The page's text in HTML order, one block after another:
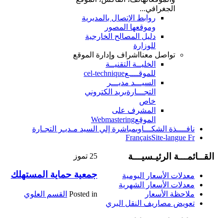
الجغرافي...
روابط الإتصال بالمديرية
وموقعها المصور
دليل المصالح الخارجية
للوزارة
تواصل معنا اشراف وإدارة الموقع
الخليــة التقنيــة
للموقــــعcel-technique
السيـــد مديـــر
التجـــارةبريد الكتروني
خاص
المشرف على
الموقعWebmastering
نافــــذة الشكـــاويمباشرة إلي السيد مـديـر التجـارة
FrançaisSite-langue Fr
25 تموز
جمعية حماية المستهلك
Posted in القسم العلوي
القــائمـــة الرئيـسيـــة
معدلات الأسعار اليومية
معدلات الأسعار الشهرية
ملاحظة الأسعار
تعويض مصاريف النقل البري